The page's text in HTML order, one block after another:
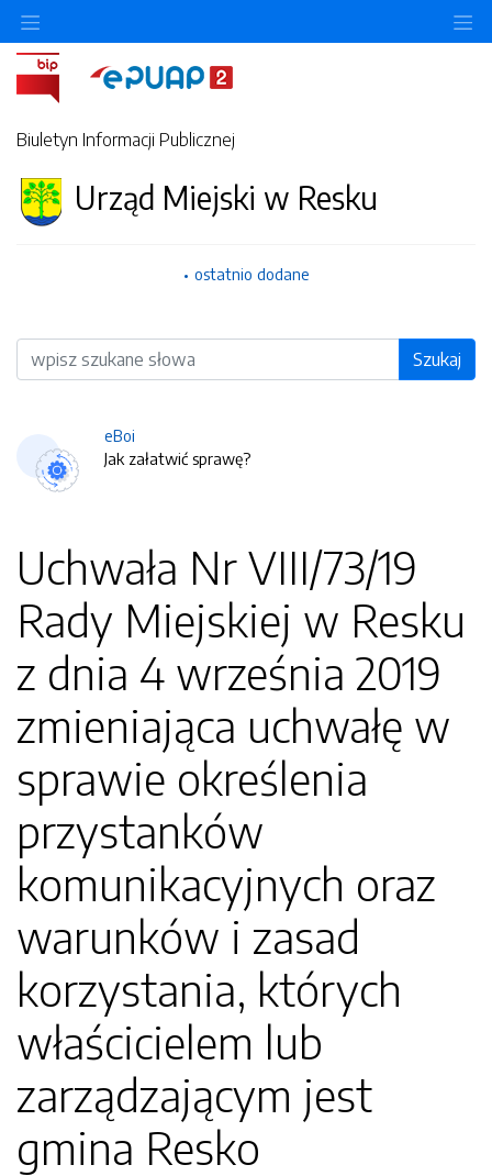
Biuletyn Informacji Publicznej
Urząd Miejski w Resku
ostatnio dodane
Wyszukiwarka Szukaj
eBoi
Jak załatwić sprawę?
Uchwała Nr VIII/73/19
Rady Miejskiej w Resku
z dnia 4 września 2019
zmieniająca uchwałę w
sprawie określenia
przystanków
komunikacyjnych oraz
warunków i zasad
korzystania, których
właścicielem lub
zarządzającym jest
gmina Resko